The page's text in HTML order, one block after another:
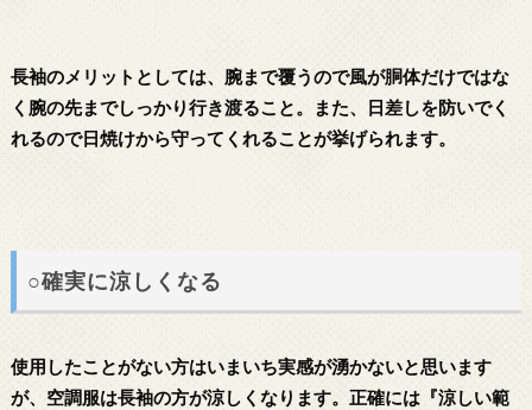
長袖のメリットとしては、腕まで覆うので風が胴体だけではな
く腕の先までしっかり行き渡ること。また、日差しを防いでく
れるので日焼けから守ってくれることが挙げられます。
○確実に涼しくなる
使用したことがない方はいまいち実感が湧かないと思います
が、空調服は長袖の方が涼しくなります。正確には『涼しい範